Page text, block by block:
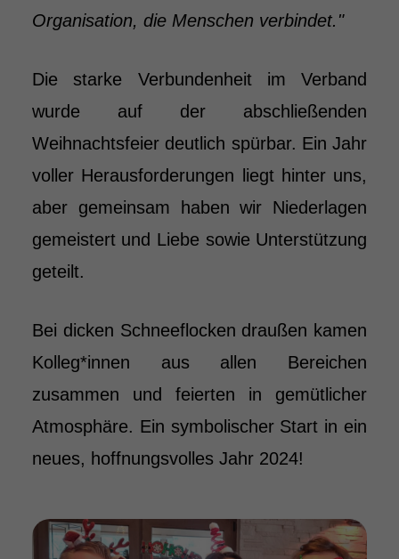
Organisation, die Menschen verbindet."
Die starke Verbundenheit im Verband
wurde auf der abschließenden
Weihnachtsfeier deutlich spürbar. Ein Jahr
voller Herausforderungen liegt hinter uns,
aber gemeinsam haben wir Niederlagen
gemeistert und Liebe sowie Unterstützung
geteilt.
Bei dicken Schneeflocken draußen kamen
Kolleg*innen aus allen Bereichen
zusammen und feierten in gemütlicher
Atmosphäre. Ein symbolischer Start in ein
neues, hoffnungsvolles Jahr 2024!